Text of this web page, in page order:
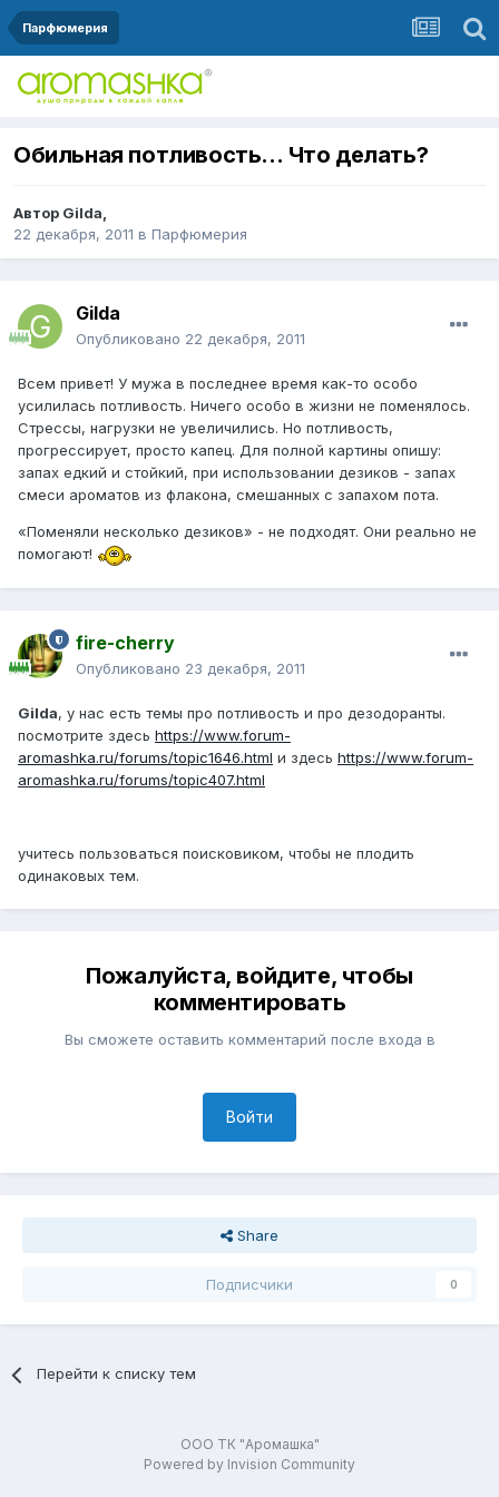
Парфюмерия
Обильная потливость… Что делать?
Автор Gilda,
22 декабря, 2011 в Парфюмерия
Gilda
Опубликовано 22 декабря, 2011
Всем привет! У мужа в последнее время как-то особо
усилилась потливость. Ничего особо в жизни не поменялось.
Стрессы, нагрузки не увеличились. Но потливость,
прогрессирует, просто капец. Для полной картины опишу:
запах едкий и стойкий, при использовании дезиков - запах
смеси ароматов из флакона, смешанных с запахом пота.
«Поменяли несколько дезиков» - не подходят. Они реально не
помогают!
fire-cherry
Опубликовано 23 декабря, 2011
Gilda, у нас есть темы про потливость и про дезодоранты.
посмотрите здесь https://www.forum-
aromashka.ru/forums/topic1646.html и здесь https://www.forum-
aromashka.ru/forums/topic407.html
учитесь пользоваться поисковиком, чтобы не плодить
одинаковых тем.
Пожалуйста, войдите, чтобы
комментировать
Вы сможете оставить комментарий после входа в
Войти
Share
Подписчики 0
Перейти к списку тем
ООО ТК "Аромашка"
Powered by Invision Community